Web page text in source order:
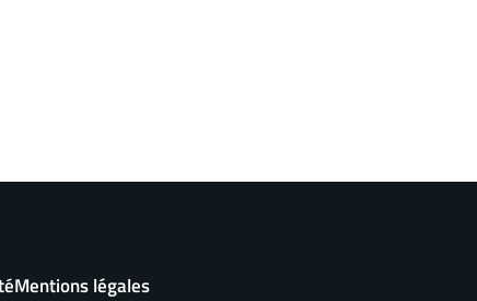
Mentions légales